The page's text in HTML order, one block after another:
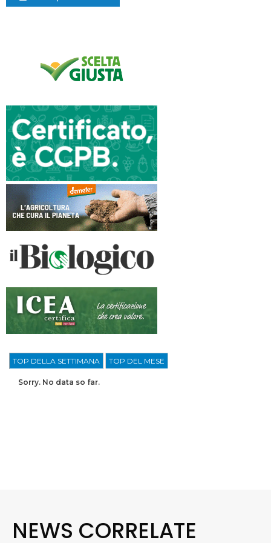
TOP DELLA SETTIMANA TOP DEL MESE
Sorry. No data so far.
NEWS CORRELATE